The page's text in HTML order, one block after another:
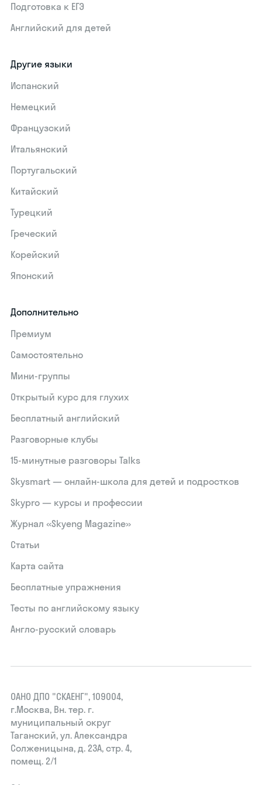
Подготовка к ЕГЭ
Английский для детей
Другие языки
Испанский
Немецкий
Французский
Итальянский
Португальский
Китайский
Турецкий
Греческий
Корейский
Японский
Дополнительно
Премиум
Самостоятельно
Мини-группы
Открытый курс для глухих
Бесплатный английский
Разговорные клубы
15‑минутные разговоры Talks
Skysmart — онлайн-школа для детей и подростков
Skypro — курсы и профессии
Журнал «Skyeng Magazine»
Статьи
Карта сайта
Бесплатные упражнения
Тесты по английскому языку
Англо-русский словарь
ОАНО ДПО "СКАЕНГ", 109004,
г.Москва, Вн. тер. г.
муниципальный округ
Таганский, ул. Александра
Солженицына, д. 23А, стр. 4,
помещ. 2/1